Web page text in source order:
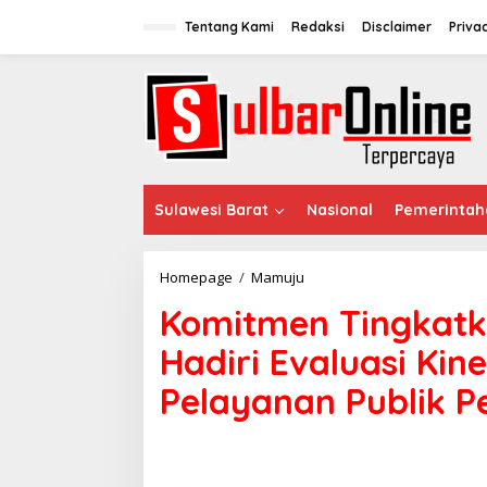
Tentang Kami Redaksi Disclaimer
Sulawesi Barat Nasional
Homepage / Mamuju
m
i
t
m
e
n
Komitmen
Hadiri Evaluasi
Pelayanan Publik